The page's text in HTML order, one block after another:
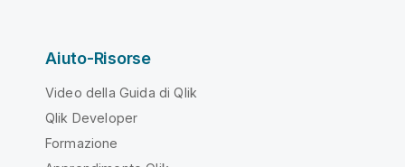
Aiuto-Risorse
Video della Guida di Qlik
Qlik Developer
Formazione